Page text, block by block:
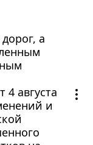
а
августа
и